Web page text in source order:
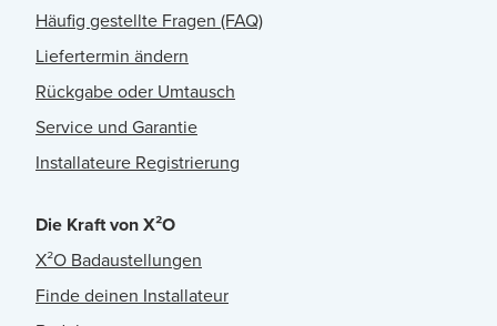
Häufig gestellte Fragen (FAQ)
Liefertermin ändern
Rückgabe oder Umtausch
Service und Garantie
Installateure Registrierung
Die Kraft von X²O
X²O Badaustellungen
Finde deinen Installateur